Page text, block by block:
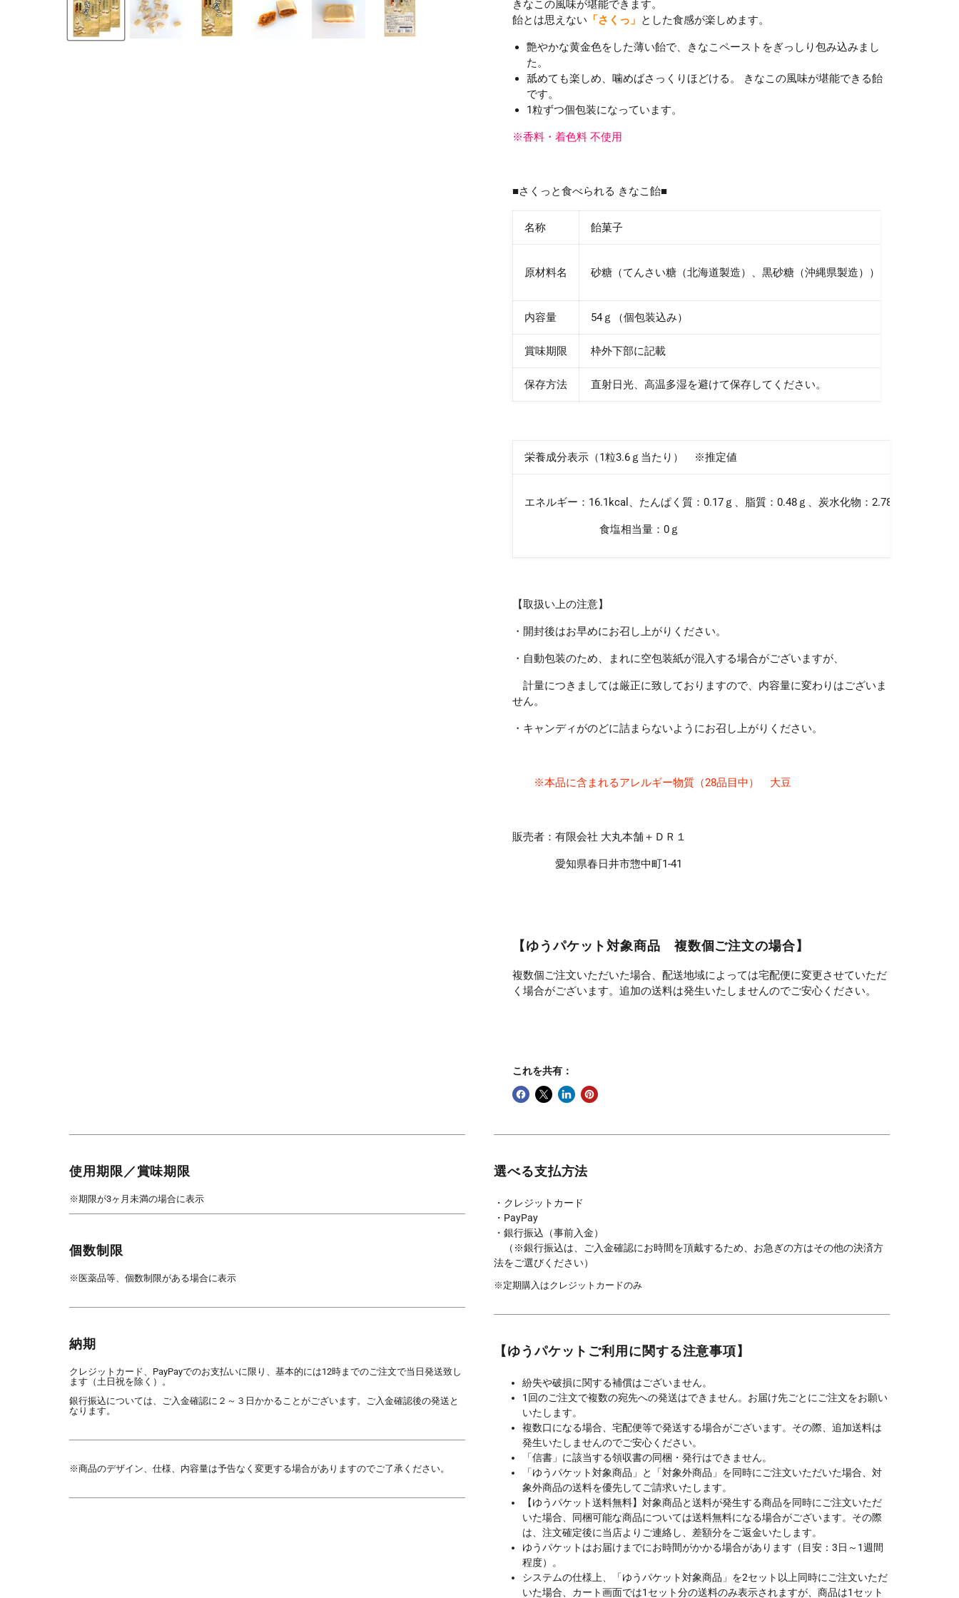
きなこの風味が堪能できます。
飴とは思えない 「さくっ」 とした食感が楽しめます。
艶やかな黄金色をした薄い飴で、きなこペーストをぎっしり包み込みまし
た。
舐めても楽しめ、噛めばさっくりほどける。 きなこの風味が堪能できる飴
です。
1粒ずつ個包装になっています。
※香料・着色料 不使用
■さくっと食べられる きなこ飴■
名称 飴菓子
原材料名 砂糖（てんさい糖（北海道製造）、黒砂糖（沖縄県製造））、大豆きな粉、
内容量 54ｇ（個包装込み）
賞味期限 枠外下部に記載
保存方法 直射日光、高温多湿を避けて保存してください。
栄養成分表示（1粒3.6ｇ当たり） ※推定値
エネルギー：16.1kcal、たんぱく質：0.17ｇ、脂質：0.48ｇ、炭水化物：2.78ｇ、
食塩相当量：0ｇ
【取扱い上の注意】
・開封後はお早めにお召し上がりください。
・自動包装のため、まれに空包装紙が混入する場合がございますが、
計量につきましては厳正に致しておりますので、内容量に変わりはございま
せん。
・キャンディがのどに詰まらないようにお召し上がりください。
※本品に含まれるアレルギー物質（28品目中） 大豆
販売者：有限会社 大丸本舗＋ＤＲ１
愛知県春日井市惣中町1-41
【ゆうパケット対象商品 複数個ご注文の場合】
複数個ご注文いただいた場合、配送地域によっては宅配便に変更させていただ
く場合がございます。追加の送料は発生いたしませんのでご安心ください。
これを共有：
使用期限／賞味期限
※期限が3ヶ月未満の場合に表示
個数制限
※医薬品等、個数制限がある場合に表示
納期
クレジットカード、PayPayでのお支払いに限り、基本的には12時までのご注文で当日発送致し
ます（土日祝を除く）。
銀行振込については、ご入金確認に２～３日かかることがございます。ご入金確認後の発送と
なります。
※商品のデザイン、仕様、内容量は予告なく変更する場合がありますのでご了承ください。
選べる支払方法
・クレジットカード
・PayPay
・銀行振込（事前入金）
（※銀行振込は、ご入金確認にお時間を頂戴するため、お急ぎの方はその他の決済方
法をご選びください）
※定期購入はクレジットカードのみ
【ゆうパケットご利用に関する注意事項】
紛失や破損に関する補償はございません。
1回のご注文で複数の宛先への発送はできません。お届け先ごとにご注文をお願い
いたします。
複数口になる場合、宅配便等で発送する場合がございます。その際、追加送料は
発生いたしませんのでご安心ください。
「信書」に該当する領収書の同梱・発行はできません。
「ゆうパケット対象商品」と「対象外商品」を同時にご注文いただいた場合、対
象外商品の送料を優先してご請求いたします。
【ゆうパケット送料無料】対象商品と送料が発生する商品を同時にご注文いただ
いた場合、同梱可能な商品については送料無料になる場合がございます。その際
は、注文確定後に当店よりご連絡し、差額分をご返金いたします。
ゆうパケットはお届けまでにお時間がかかる場合があります（目安：3日～1週間
程度）。
システムの仕様上、「ゆうパケット対象商品」を2セット以上同時にご注文いただ
いた場合、カート画面では1セット分の送料のみ表示されますが、商品は1セット